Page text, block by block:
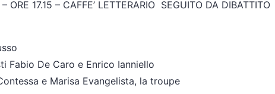
ORE 17.15 – CAFFE’ LETTERARIO SEGUITO DA DIBATTITO
Fabio De Caro e Enrico Ianniello
e Marisa Evangelista, la troupe